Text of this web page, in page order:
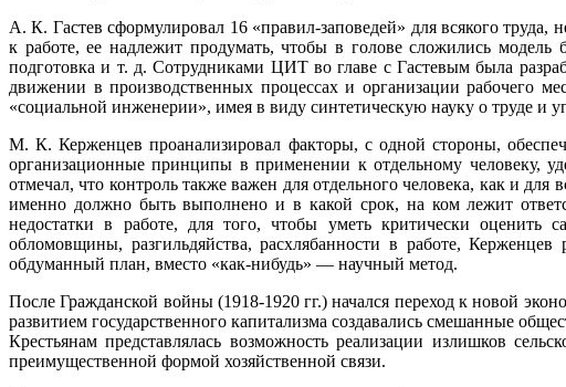
А. К. Гастев сформулировал 16 «правил-заповедей» для всякого
к работе, ее надлежит продумать, чтобы в голове сложились
подготовка и т. д. Сотрудниками ЦИТ во главе с Гастевым была
движении в производственных процессах и организации рабочего
«социальной инженерии», имея в виду синтетическую науку о труде и
М. К. Керженцев проанализировал факторы, с одной стороны,
организационные принципы в применении к отдельному человеку,
отмечал, что контроль также важен для отдельного человека, как и
именно должно быть выполнено и в какой срок, на ком лежит
недостатки в работе, для того, чтобы уметь критически оценить
обломовщины, разгильдяйства, расхлябанности в работе,
обдуманный план, вместо «как-нибудь» — научный метод.
После Гражданской войны (1918-1920 гг.) начался переход к новой
развитием государственного капитализма создавались смешанные
Крестьянам представлялась возможность реализации излишков
преимущественной формой хозяйственной связи.